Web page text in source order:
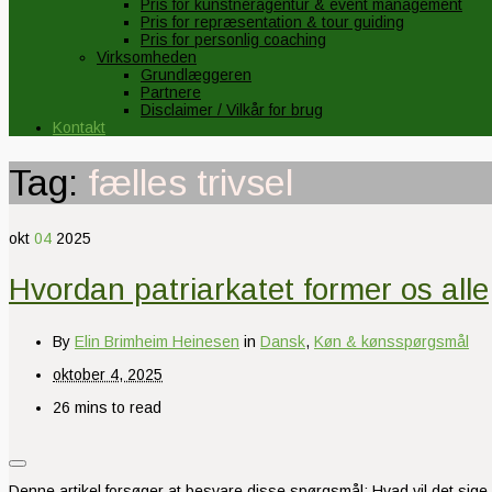
Pris for kunstneragentur & event management
Pris for repræsentation & tour guiding
Pris for personlig coaching
Virksomheden
Grundlæggeren
Partnere
Disclaimer / Vilkår for brug
Kontakt
Tag: fælles trivsel
okt 04 2025
Hvordan patriarkatet former os alle
By Elin Brimheim Heinesen in Dansk, Køn & kønsspørgsmål
oktober 4, 2025
26 mins to read